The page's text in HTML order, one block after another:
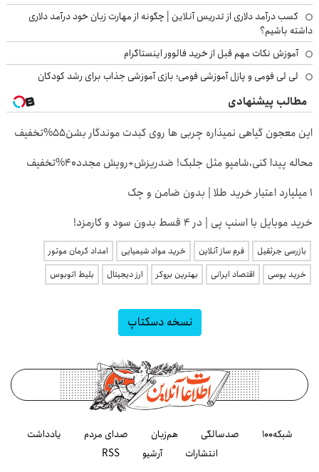
کسب درآمد دلاری از تدریس آنلاین | چگونه از مهارت زبان خود درآمد دلاری
داشته باشیم؟
آموزش نکات مهم قبل از خرید فالوور اینستاگرام
لی لی فومی و پازل آموزشی فومی؛ بازی آموزشی جذاب برای رشد کودکان
مطالب پیشنهادی
این معجون گیاهی نمیذاره چربی ها روی کبدت موندگار بشن55%تخفیف
محاله پیدا کنی،شامپو مثل جلبک! ضدریزش+رویش مجدد40%تخفیف
۱ میلیارد اعتبار خرید طلا | بدون ضامن و چک
خرید موبایل با اسنپ پی | در ۴ قسط بدون سود و کارمزد!
بازرسی جرثقیل فرم ساز آنلاین خرید مواد شیمیایی
امداد کرمان موتور
خرید یوسی
اقتصاد ایرانی بهترین بروکر ارز دیجیتال بلیط اتوبوس
نسخه دسکتاپ
شبکه۱۰۰ صدسالگی هم‌زبان صدای مردم
یادداشت
انتشارات
آرشیو RSS